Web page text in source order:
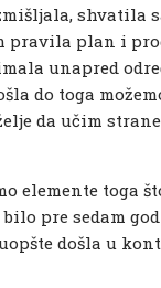
shvatila
pravila plan i
unapred
do toga
da učim
elemente toga
pre sedam
došla u